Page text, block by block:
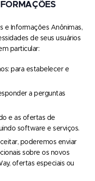
e Informações Anônimas,
de seus usuários
particular:
para estabelecer e
a perguntas
e as ofertas de
software e serviços.
poderemos enviar
sobre os novos
ofertas especiais ou